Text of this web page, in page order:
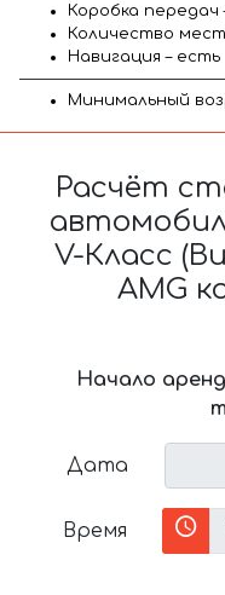
Коробка
Количество мест
Навигация – есть
Минимальный
Расчёт
V-Класс
AMG
Начало
Дата
Время